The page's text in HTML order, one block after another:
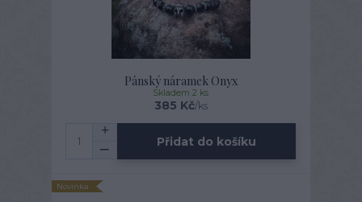
Pánský náramek Onyx
385 Kč/ks
Skladem 2 ks
Přidat do košíku
Novinka